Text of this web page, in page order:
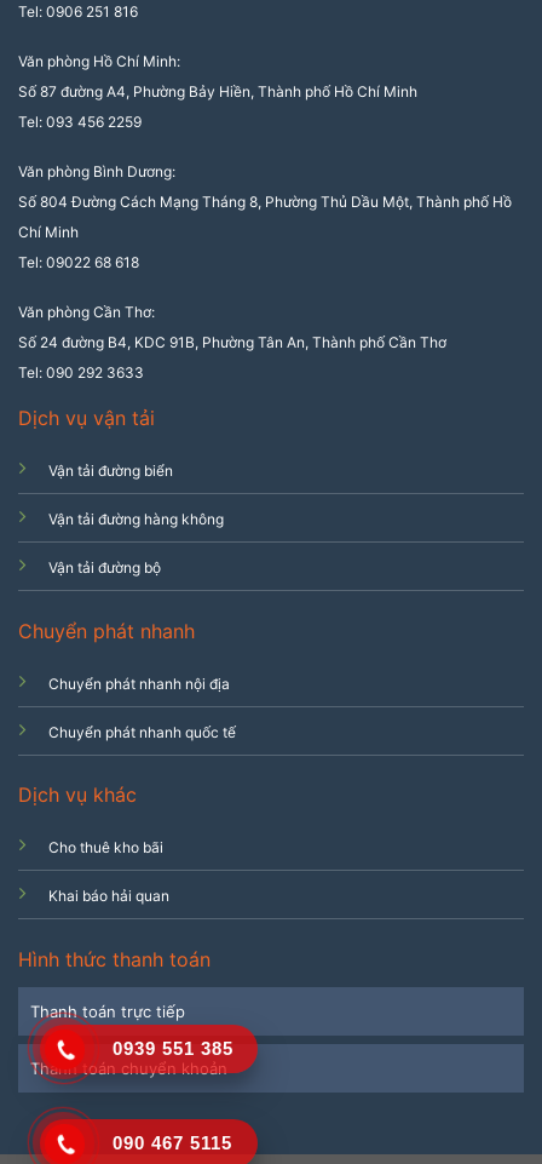
Tel: 0906 251 816
Văn phòng Hồ Chí Minh:
Số 87 đường A4, Phường Bảy Hiền, Thành phố Hồ Chí Minh
Tel: 093 456 2259
Văn phòng Bình Dương:
Số 804 Đường Cách Mạng Tháng 8, Phường Thủ Dầu Một, Thành phố Hồ
Chí Minh
Tel: 09022 68 618
Văn phòng Cần Thơ:
Số 24 đường B4, KDC 91B, Phường Tân An, Thành phố Cần Thơ
Tel: 090 292 3633
Dịch vụ vận tải
Vận tải đường biển
Vận tải đường hàng không
Vận tải đường bộ
Chuyển phát nhanh
Chuyển phát nhanh nội địa
Chuyển phát nhanh quốc tế
Dịch vụ khác
Cho thuê kho bãi
Khai báo hải quan
Hình thức thanh toán
Thanh toán trực tiếp
Thanh toán chuyển khoản
0939 551 385
090 467 5115